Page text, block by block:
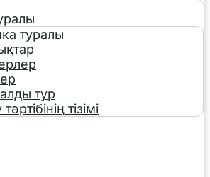
туралы
тур
тізімі